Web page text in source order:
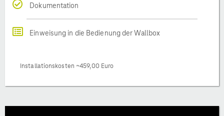
Dokumentation
Einweisung in die Bedienung der Wallbox
Installationskosten ~459,00 Euro